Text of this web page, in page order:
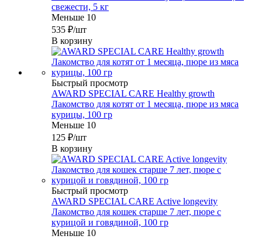
свежести, 5 кг
Меньше 10
535 ₽/шт
В корзину
Быстрый просмотр
AWARD SPECIAL CARE Healthy growth
Лакомство для котят от 1 месяца, пюре из мяса
курицы, 100 гр
Меньше 10
125 ₽/шт
В корзину
Быстрый просмотр
AWARD SPECIAL CARE Active longevity
Лакомство для кошек старше 7 лет, пюре с
курицой и говядиной, 100 гр
Меньше 10